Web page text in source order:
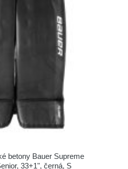
betony Bauer Supreme
33+1", černá, S